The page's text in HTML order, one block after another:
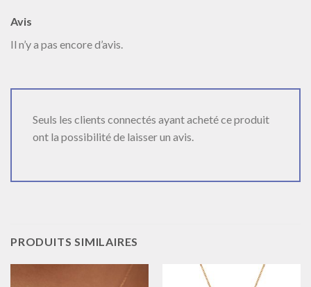
Avis
Il n’y a pas encore d’avis.
Seuls les clients connectés ayant acheté ce produit
ont la possibilité de laisser un avis.
PRODUITS SIMILAIRES